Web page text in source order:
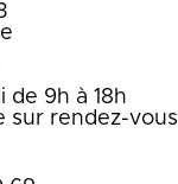
de 9h à 18h
sur rendez-vous